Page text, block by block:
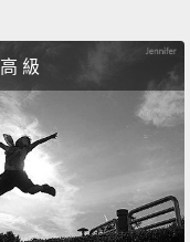
Yo, yo, yo. Calm
such thing as
yourself hyped up
呦、呦、呦。冷靜
西好嗎？你現在精
高 級